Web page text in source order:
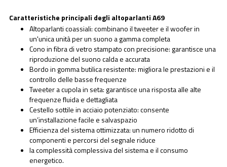
Caratteristiche principali degli altoparlanti A69
Altoparlanti coassiali: combinano il tweeter e il woofer in
un'unica unità per un suono a gamma completa
Cono in fibra di vetro stampato con precisione: garantisce una
riproduzione del suono calda e accurata
Bordo in gomma butilica resistente: migliora le prestazioni e il
controllo delle basse frequenze
Tweeter a cupola in seta: garantisce una risposta alle alte
frequenze fluida e dettagliata
Cestello sottile in acciaio potenziato: consente
un’installazione facile e salvaspazio
Efficienza del sistema ottimizzata: un numero ridotto di
componenti e percorsi del segnale riduce
la complessità complessiva del sistema e il consumo
energetico.